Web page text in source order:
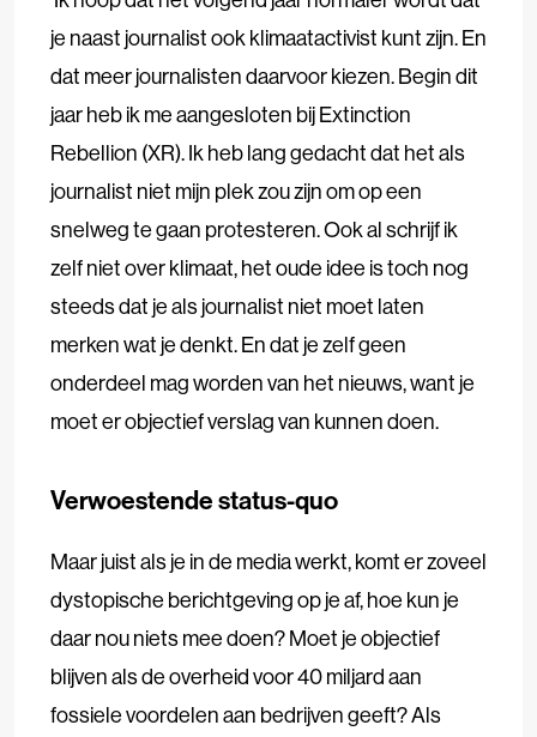
je naast journalist ook klimaatactivist kunt zijn. En
dat meer journalisten daarvoor kiezen. Begin dit
jaar heb ik me aangesloten bij Extinction
Rebellion (XR). Ik heb lang gedacht dat het als
journalist niet mijn plek zou zijn om op een
snelweg te gaan protesteren. Ook al schrijf ik
zelf niet over klimaat, het oude idee is toch nog
steeds dat je als journalist niet moet laten
merken wat je denkt. En dat je zelf geen
onderdeel mag worden van het nieuws, want je
moet er objectief verslag van kunnen doen.
Verwoestende status-quo
Maar juist als je in de media werkt, komt er zoveel
dystopische berichtgeving op je af, hoe kun je
daar nou niets mee doen? Moet je objectief
blijven als de overheid voor 40 miljard aan
fossiele voordelen aan bedrijven geeft? Als